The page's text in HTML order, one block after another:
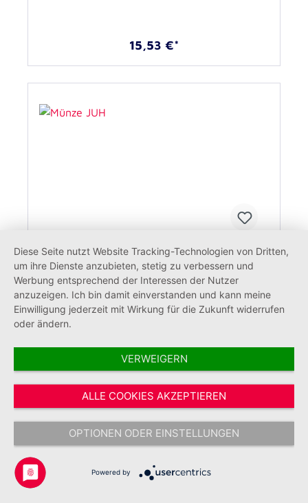
15,53 €*
Münze JUH
41,53 €*
Diese Seite nutzt Website Tracking-Technologien von Dritten,
um ihre Dienste anzubieten, stetig zu verbessern und
Werbung entsprechend der Interessen der Nutzer
anzuzeigen. Ich bin damit einverstanden und kann meine
Einwilligung jederzeit mit Wirkung für die Zukunft widerrufen
oder ändern.
VERWEIGERN
ALLE COOKIES AKZEPTIEREN
OPTIONEN ODER EINSTELLUNGEN
Powered by